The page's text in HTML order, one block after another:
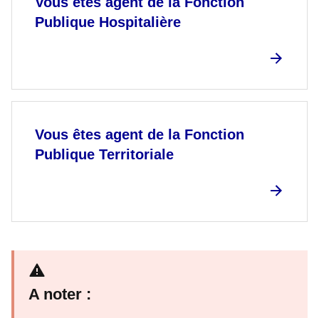
Publique Hospitalière
Vous êtes agent de la Fonction
Publique Territoriale
A noter :